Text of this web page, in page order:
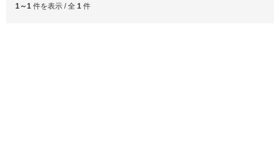
1～1 件を表示 / 全 1 件